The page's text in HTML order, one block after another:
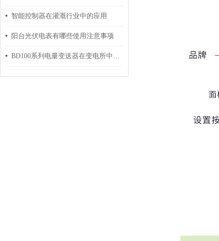
智能控制器在灌溉行业中的应用
阳台光伏电表有哪些使用注意事项
BD100系列电量变送器在变电所中的应用